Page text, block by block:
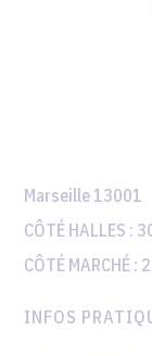
Marseille 13001
CÔTÉ HALLES :
CÔTÉ MARCHÉ :
INFOS